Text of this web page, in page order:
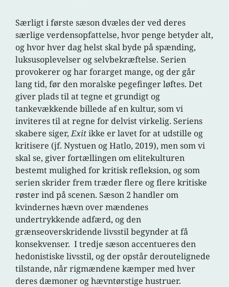
Særligt i første sæson dvæles der ved deres
særlige verdensopfattelse, hvor penge betyder alt,
og hvor hver dag helst skal byde på spænding,
luksusoplevelser og selvbekræftelse. Serien
provokerer og har forarget mange, og der går
lang tid, før den moralske pegefinger løftes. Det
giver plads til at tegne et grundigt og
tankevækkende billede af en kultur, som vi
inviteres til at regne for delvist virkelig. Seriens
skabere siger,Exitikke er lavet for at udstille og
kritisere (jf. Nystuen og Hatlo, 2019), men som vi
skal se, giver fortællingen om elitekulturen
bestemt mulighed for kritisk refleksion, og som
serien skrider frem træder flere og flere kritiske
røster ind på scenen. Sæson 2 handler om
kvindernes hævn over mændenes
undertrykkende adfærd, og den
grænseoverskridende livsstil begynder at få
konsekvenser. I tredje sæson accentueres den
hedonistiske livsstil, og der opstår deroutelignede
tilstande, når rigmændene kæmper med hver
deres dæmoner og hævntørstige hustruer.